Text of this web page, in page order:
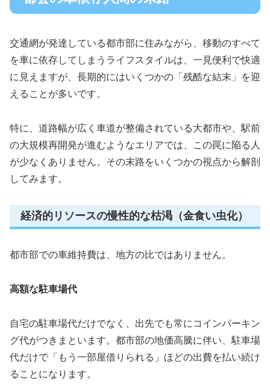
交通網が発達している都市部に住みながら、移動のすべて
を車に依存してしまうライフスタイルは、一見便利で快適
に見えますが、長期的にはいくつかの「残酷な結末」を迎
えることが多いです。
特に、道路幅が広く車道が整備されている大都市や、駅前
の大規模再開発が進むようなエリアでは、この罠に陥る人
が少なくありません。その末路をいくつかの視点から解剖
してみます。
経済的リソースの慢性的な枯渇（金食い虫化）
都市部での車維持費は、地方の比ではありません。
高額な駐車場代
自宅の駐車場代だけでなく、出先でも常にコインパーキン
グ代がつきまといます。都市部の地価高騰に伴い、駐車場
代だけで「もう一部屋借りられる」ほどの出費を払い続け
ることになります。